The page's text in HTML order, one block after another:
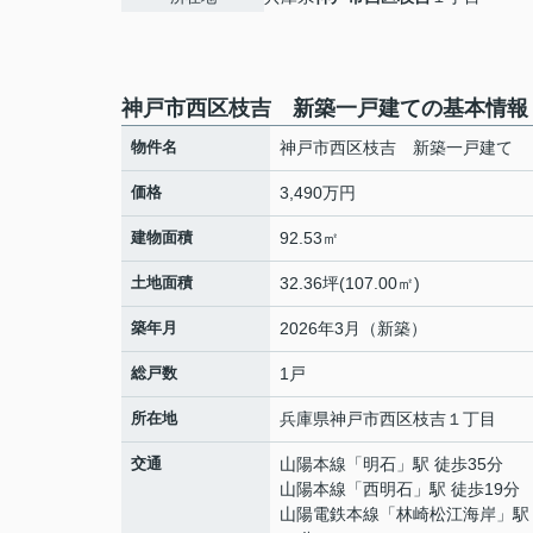
神戸市西区枝吉 新築一戸建ての基本情報
物件名 神戸市西区枝吉 新築一戸建て
価格 3,490万円
建物面積 92.53㎡
土地面積 32.36坪(107.00㎡)
築年月 2026年3月（新築）
総戸数 1戸
所在地 兵庫県神戸市西区枝吉 １丁目
交通 山陽本線 「明石 」駅 徒歩35分
山陽本線 「西明石 」駅 徒歩19分
山陽電鉄本線 「林崎松江海岸 」